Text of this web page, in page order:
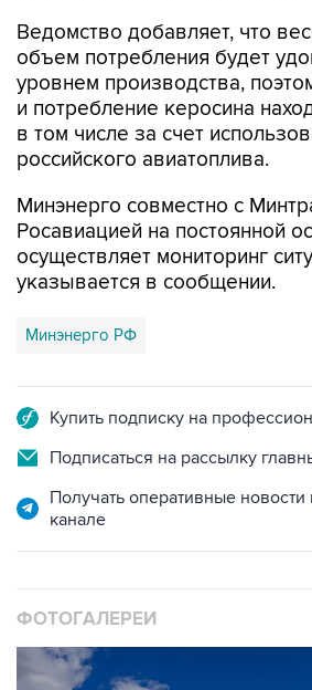
Ведомство добавляет, что
объем потребления будет
уровнем производства,
и потребление керосина
в том числе за счет
российского авиатоплива.
Минэнерго совместно с
Росавиацией на постоянной
осуществляет мониторинг
указывается в сообщении.
Минэнерго РФ
Купить подписку на
Подписаться на рассылку
Получать оперативные
канале
ФОТОГАЛЕРЕИ